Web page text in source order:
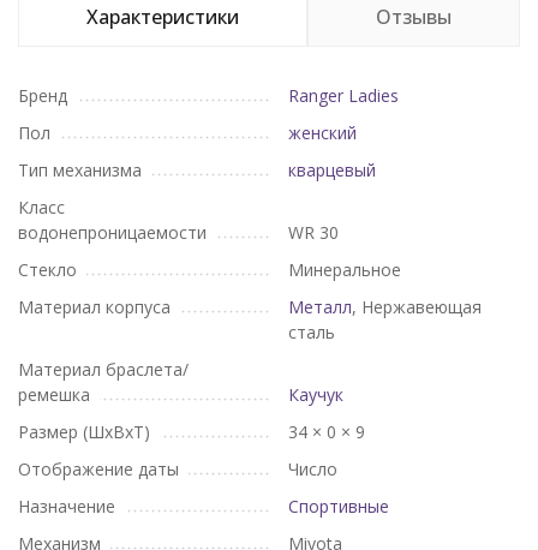
Характеристики Отзывы
Бренд
Ranger Ladies
Пол
женский
Тип механизма
кварцевый
Класс
водонепроницаемости
WR 30
Стекло
Минеральное
Материал корпуса
Металл, Нержавеющая
сталь
Материал браслета/
ремешка
Каучук
Размер (ШхВхТ)
34 × 0 × 9
Отображение даты
Число
Назначение
Спортивные
Механизм
Miyota